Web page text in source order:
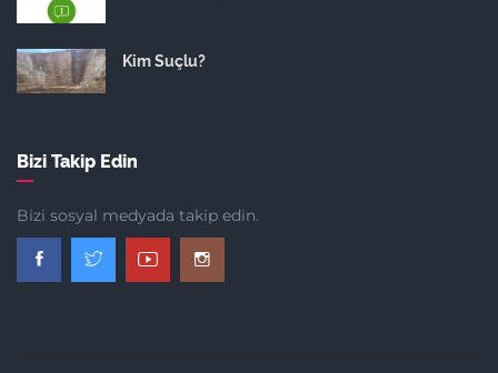
Kim Suçlu?
Bizi Takip Edin
Bizi sosyal medyada takip edin.